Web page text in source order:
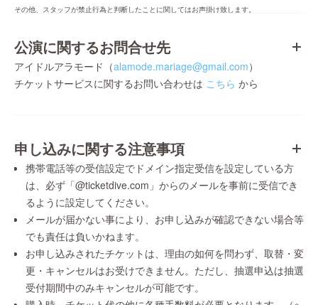
その他、スタッフが禁止行為と判断したことに関してはお声掛け致します。
公演に関するお問合せ先
アイドルアラモード（alamode.mariage@gmail.com）
チケットサービスに関するお問い合わせは こちら から
申し込みに関する注意事項
携帯電話等の受信設定でドメイン指定受信を設定している方
は、必ず「@ticketdive.com」からのメールを事前に受信でき
るように設定してください。
メールが届かない事により、お申し込みが確認できない場合等
でも責任は負いかねます。
お申し込みされたチケットは、理由の如何を問わず、取替・変
更・キャンセルはお受けできません。ただし、抽選申込は抽選
受付期間中のみキャンセルが可能です。